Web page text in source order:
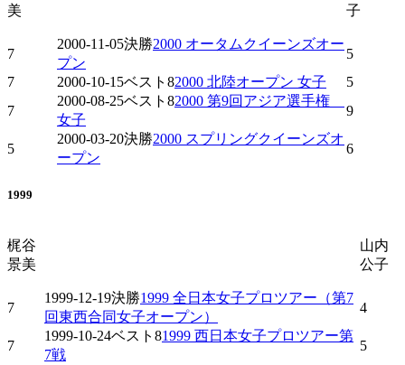
美
子
7
2000-11-05決勝2000 オータムクイーンズオー
プン
5
7
2000-10-15ベスト82000 北陸オープン 女子
5
7
2000-08-25ベスト82000 第9回アジア選手権
女子
9
5
2000-03-20決勝2000 スプリングクイーンズオ
ープン
6
1999
梶谷
景美
山内
公子
7
1999-12-19決勝1999 全日本女子プロツアー（第7
回東西合同女子オープン）
4
7
1999-10-24ベスト81999 西日本女子プロツアー第
7戦
5